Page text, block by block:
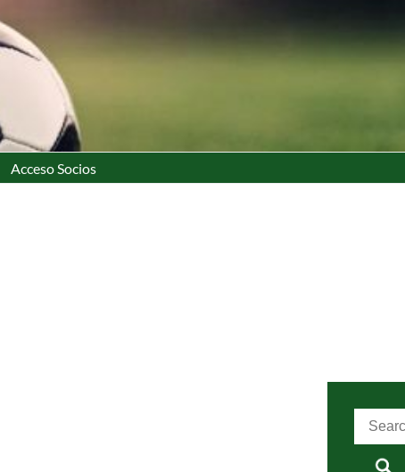
Acceso Socios
Search
for: